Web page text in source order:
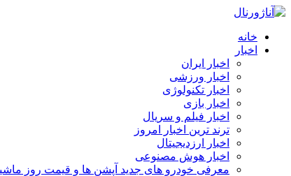
خانه
اخبار
اخبار ایران
اخبار ورزشی
اخبار تکنولوژی
اخبار بازی
اخبار فیلم و سریال
ترند ترین اخبار امروز
اخبار ارزدیجیتال
اخبار هوش مصنوعی
معرفی خودرو های جدید آپشن‌ ها و قیمت روز